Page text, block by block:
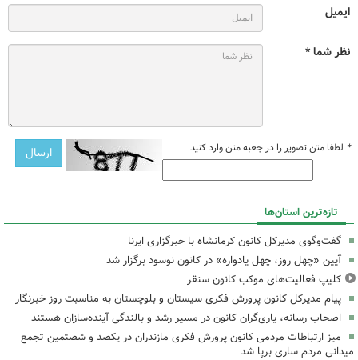
ایمیل
نظر شما *
* لطفا متن تصویر را در جعبه متن وارد کنید
تازه‌ترین استان‌ها
گفت‌وگوی مدیرکل کانون کرمانشاه با خبرگزاری ایرنا
آیین «چهل روز، چهل یادواره» در کانون نوسود برگزار شد
کلیپ فعالیت‌های موکب کانون سنقر
پیام مدیرکل کانون پرورش فکری سیستان و بلوچستان به مناسبت روز خبرنگار
اصحاب رسانه، یاری‌گران کانون در مسیر رشد و بالندگی آینده‌سازان هستند
میز ارتباطات مردمی کانون پرورش فکری مازندران در یکصد و شصتمین تجمع
میدانی مردم ساری برپا شد